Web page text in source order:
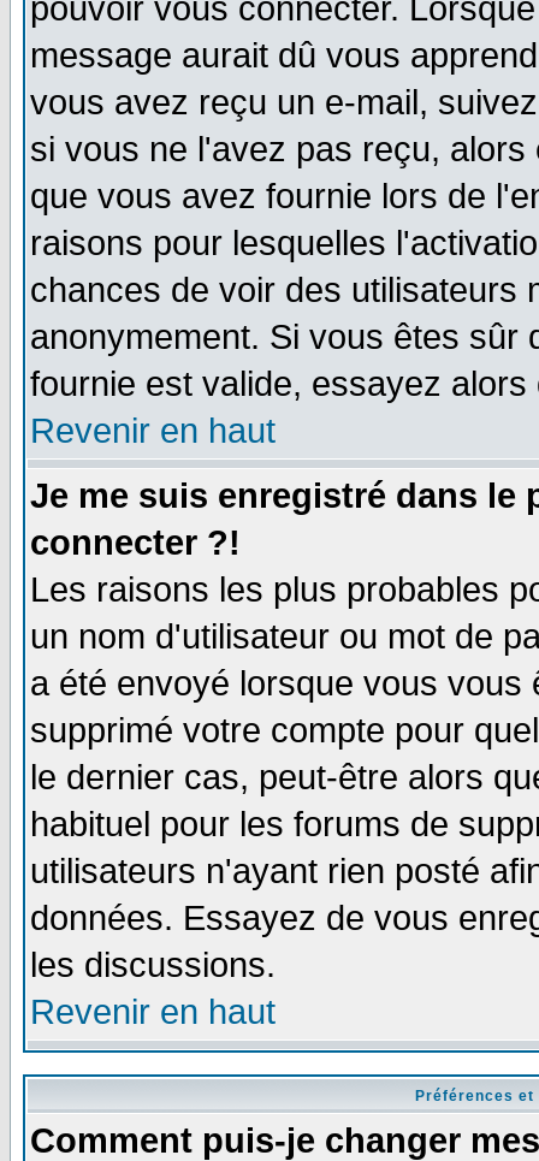
pouvoir vous connecter.
message aurait dû vous
vous avez reçu un e-mail,
si vous ne l'avez pas reçu,
que vous avez fournie lors de
raisons pour lesquelles
chances de voir des utilisateurs
anonymement. Si vous êtes sûr
fournie est valide, essayez
Revenir en haut
Je me suis enregistré dans le
connecter ?!
Les raisons les plus probables
un nom d'utilisateur ou mot de
a été envoyé lorsque vous
supprimé votre compte pour
le dernier cas, peut-être alors
habituel pour les forums de
utilisateurs n'ayant rien posté
données. Essayez de vous
les discussions.
Revenir en haut
Préférences
Comment puis-je changer